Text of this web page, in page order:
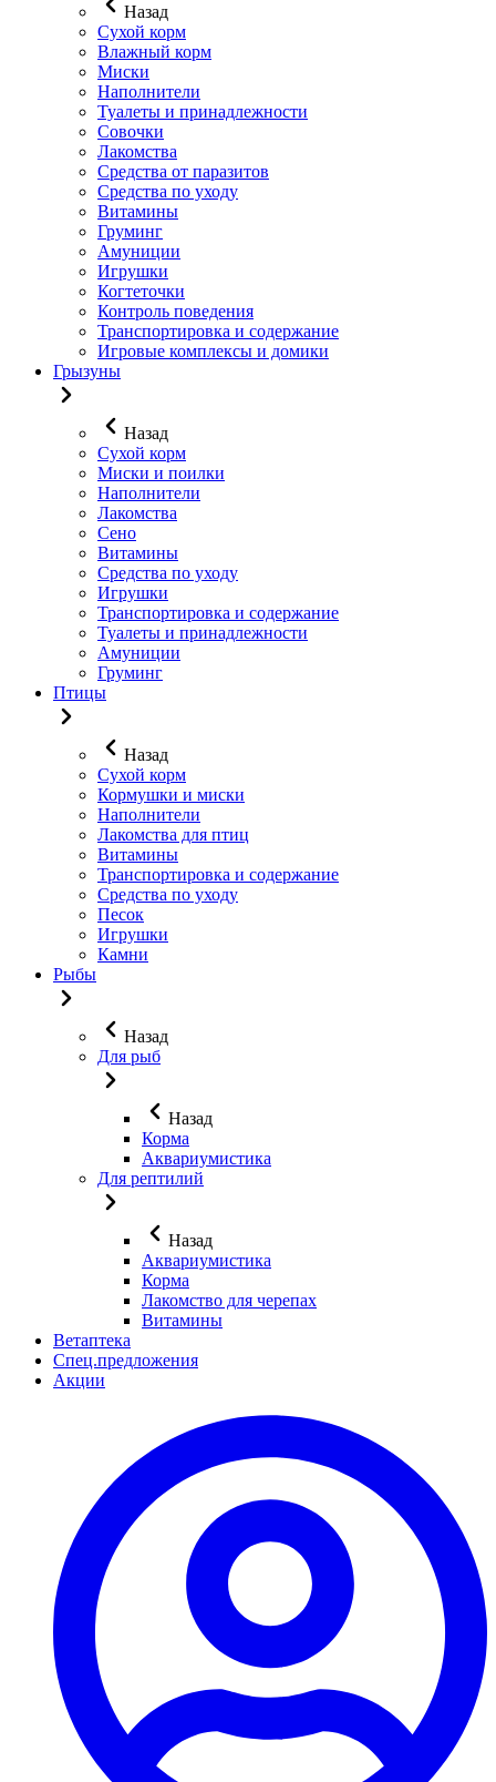
Назад
Сухой корм
Влажный корм
Миски
Наполнители
Туалеты и принадлежности
Совочки
Лакомства
Средства от паразитов
Средства по уходу
Витамины
Груминг
Амуниции
Игрушки
Когтеточки
Контроль поведения
Транспортировка и содержание
Игровые комплексы и домики
Грызуны
Назад
Сухой корм
Миски и поилки
Наполнители
Лакомства
Сено
Витамины
Средства по уходу
Игрушки
Транспортировка и содержание
Туалеты и принадлежности
Амуниции
Груминг
Птицы
Назад
Сухой корм
Кормушки и миски
Наполнители
Лакомства для птиц
Витамины
Транспортировка и содержание
Средства по уходу
Песок
Игрушки
Камни
Рыбы
Назад
Для рыб
Назад
Корма
Аквариумистика
Для рептилий
Назад
Аквариумистика
Корма
Лакомство для черепах
Витамины
Ветаптека
Спец.предложения
Акции